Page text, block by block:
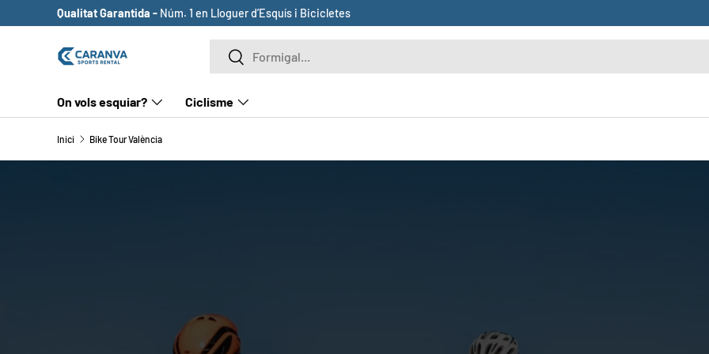
ANAR AL CONTINGUT
Qualitat Garantida - Núm. 1 en Lloguer d’Esquís i Bicicletes
CercaCerca
On vols esquiar? Ciclisme
Inici Bike Tour València